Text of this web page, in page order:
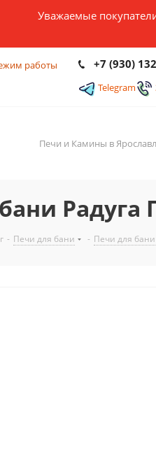
Уважаемые
работы +7 (930)
Telegram
Печи и Камины в
Радуга
- Печи для бани - Печи для